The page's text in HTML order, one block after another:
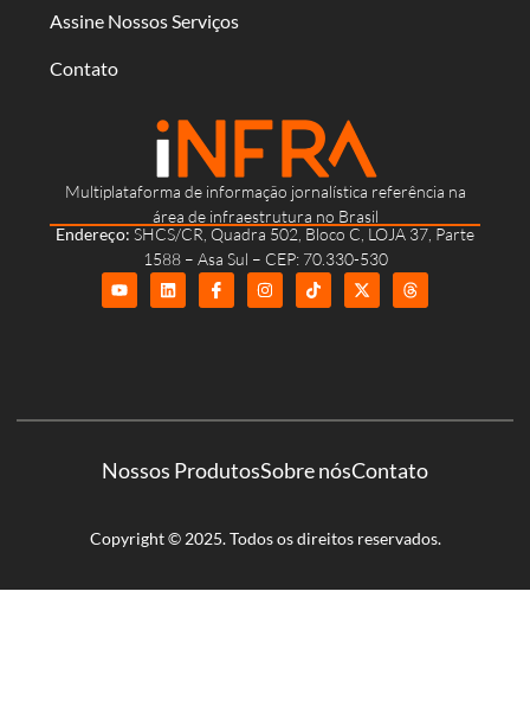
Multiplataforma de informação jornalística referência na
área de infraestrutura no Brasil
Endereço: SHCS/CR, Quadra 502, Bloco C, LOJA 37, Parte
1588 – Asa Sul – CEP: 70.330-530
Assine Nossos Serviços
Contato
Nossos ProdutosSobre nósContato
Copyright © 2025. Todos os direitos reservados.